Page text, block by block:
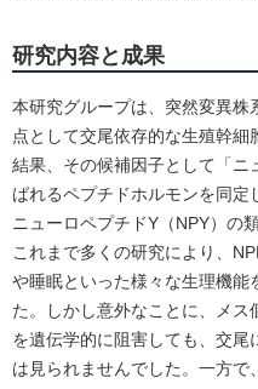
研究内容と成果
本研究グループは、突然変異株
点として交尾依存的な生殖幹
結果、その候補因子として「ニ
ばれるペプチドホルモンを同
ニューロペプチドY（NPY）の
これまで多くの研究により、
や睡眠といった様々な生理機能
た。しかし意外なことに、メ
を遺伝学的に阻害しても、交
は見られませんでした。一方